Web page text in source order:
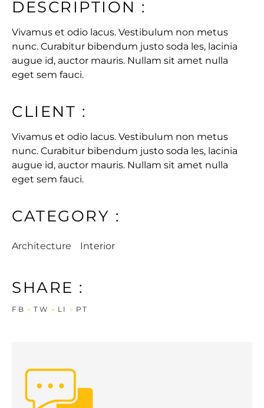
DESCRIPTION :
Vivamus et odio lacus. Vestibulum non metus
nunc. Curabitur bibendum justo soda les, lacinia
augue id, auctor mauris. Nullam sit amet nulla
eget sem fauci.
CLIENT :
Vivamus et odio lacus. Vestibulum non metus
nunc. Curabitur bibendum justo soda les, lacinia
augue id, auctor mauris. Nullam sit amet nulla
eget sem fauci.
CATEGORY :
Architecture Interior
SHARE :
FB TW LI PT